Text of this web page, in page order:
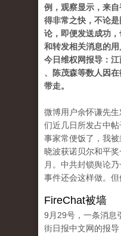
例，观察显示，来
得非常之快，不论
论，即便发送成功
和转发相关消息的
今日维权网报导：
、陈茂森等数人因
带走。
微博用户余怀谦先
们近几日所发占中
事家常便饭了，我
晓波获诺贝尔和平
月。中共封锁舆论
事件还会这样做。
FireChat被墙
9月29号，一条消息
街日报中文网的报